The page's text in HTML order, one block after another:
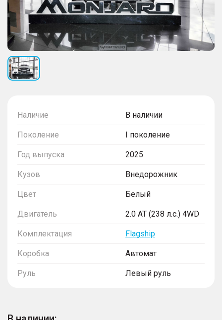
Наличие В наличии
Поколение I поколение
Год выпуска 2025
Кузов Внедорожник
Цвет Белый
Двигатель 2.0 AT (238 л.с.) 4WD
Комплектация Flagship
Коробка Автомат
Руль Левый руль